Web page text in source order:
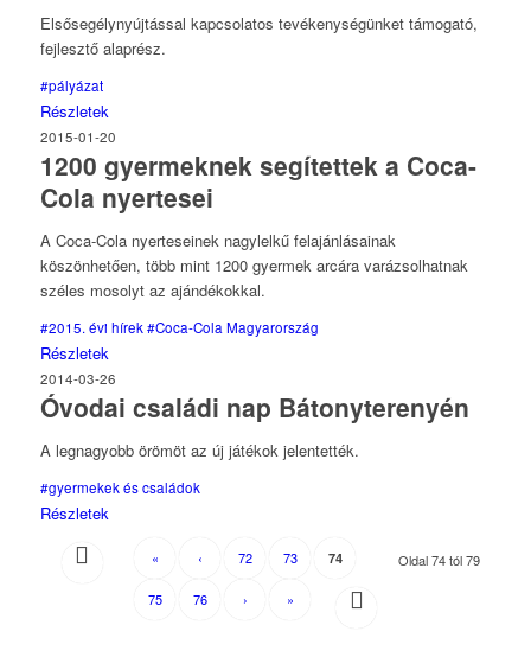
Elsősegélynyújtással kapcsolatos tevékenységünket támogató,
fejlesztő alaprész.
#pályázat
Részletek
2015-01-20
1200 gyermeknek segítettek a Coca-
Cola nyertesei
A Coca-Cola nyerteseinek nagylelkű felajánlásainak
köszönhetően, több mint 1200 gyermek arcára varázsolhatnak
széles mosolyt az ajándékokkal.
#2015. évi hírek #Coca-Cola Magyarország
Részletek
2014-03-26
Óvodai családi nap Bátonyterenyén
A legnagyobb örömöt az új játékok jelentették.
#gyermekek és családok
Részletek
Oldal 74 tól 79
« ‹ 72 73 74
75 76 › »